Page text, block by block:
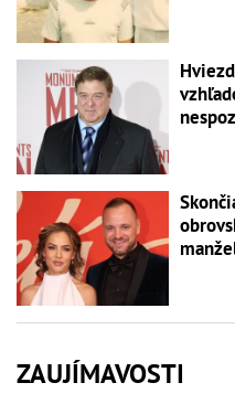
ZAUJÍMAVOSTI